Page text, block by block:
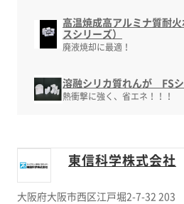
高温焼成高アルミナ質耐
スシリーズ）
廃液焼却に最適！
溶融シリカ質れんが FS
熱衝撃に強く、省エネ！！！
東信科学株式会社
大阪府大阪市西区江戸堀2-7-32 203